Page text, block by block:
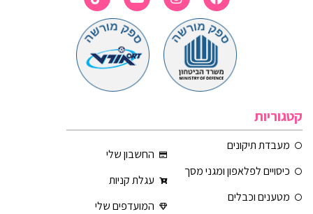
קטגוריות
מעבדת תיקונים
כיסויים לפלאפון ומגני מסך
מטענים וכבלים
החשבון שלי
עגלת קניות
המועדפים שלי